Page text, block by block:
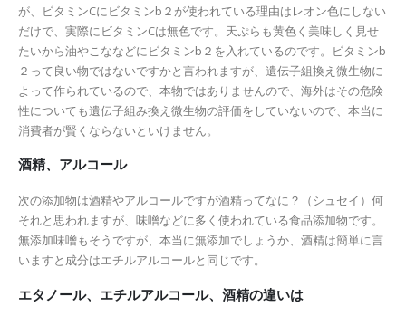
が、ビタミンCにビタミンb２が使われている理由はレオン色にしない
だけで、実際にビタミンCは無色です。天ぷらも黄色く美味しく見せ
たいから油やこななどにビタミンb２を入れているのです。ビタミンb
２って良い物ではないですかと言われますが、遺伝子組換え微生物に
よって作られているので、本物ではありませんので、海外はその危険
性についても遺伝子組み換え微生物の評価をしていないので、本当に
消費者が賢くならないといけません。
酒精、アルコール
次の添加物は酒精やアルコールですが酒精ってなに？（シュセイ）何
それと思われますが、味噌などに多く使われている食品添加物です。
無添加味噌もそうですが、本当に無添加でしょうか、酒精は簡単に言
いますと成分はエチルアルコールと同じです。
エタノール、エチルアルコール、酒精の違いは